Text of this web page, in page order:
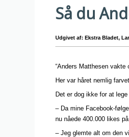
Så du
Udgivet af: Ekstra Bladet,
“Anders Matthesen vakte
Her var håret nemlig
Det er dog ikke for at
– Da mine Facebook-
nu nåede 400.000 likes
– Jeg glemte alt om den